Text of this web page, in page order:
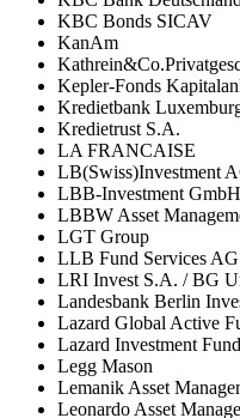
KBC Bonds SICAV
KanAm
Kepler-Fonds
Kredietbank
Kredietrust S.A.
LA FRANCAISE
LB(Swiss)Investment
LBB-Investment GmbH
LBBW Asset
LGT Group
LLB Fund Services AG
LRI Invest S.A. / BG
Landesbank Berlin
Lazard Global Active
Lazard Investment
Legg Mason
Lemanik Asset
Leonardo Asset